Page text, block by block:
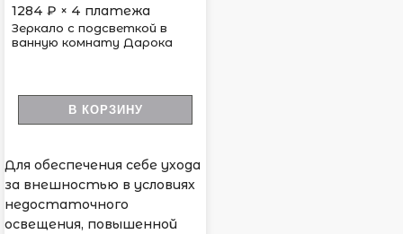
1284 ₽ × 4 платежа
Зеркало с подсветкой в
ванную комнату Дарока
В КОРЗИНУ
Для обеспечения себе ухода
за внешностью в условиях
недостаточного
освещения, повышенной